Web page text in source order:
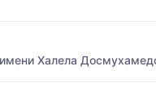
Халела